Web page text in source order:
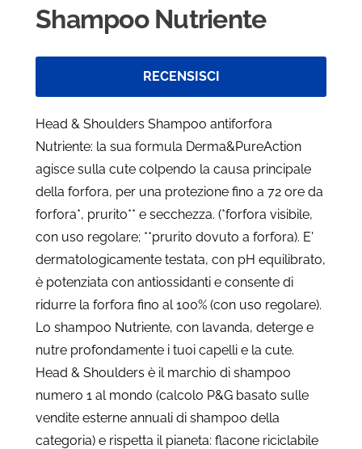
Shampoo Nutriente
RECENSISCI
Head & Shoulders Shampoo antiforfora
Nutriente: la sua formula Derma&PureAction
agisce sulla cute colpendo la causa principale
della forfora, per una protezione fino a 72 ore da
forfora*, prurito** e secchezza. (*forfora visibile,
con uso regolare; **prurito dovuto a forfora). E'
dermatologicamente testata, con pH equilibrato,
è potenziata con antiossidanti e consente di
ridurre la forfora fino al 100% (con uso regolare).
Lo shampoo Nutriente, con lavanda, deterge e
nutre profondamente i tuoi capelli e la cute.
Head & Shoulders è il marchio di shampoo
numero 1 al mondo (calcolo P&G basato sulle
vendite esterne annuali di shampoo della
categoria) e rispetta il pianeta: flacone riciclabile